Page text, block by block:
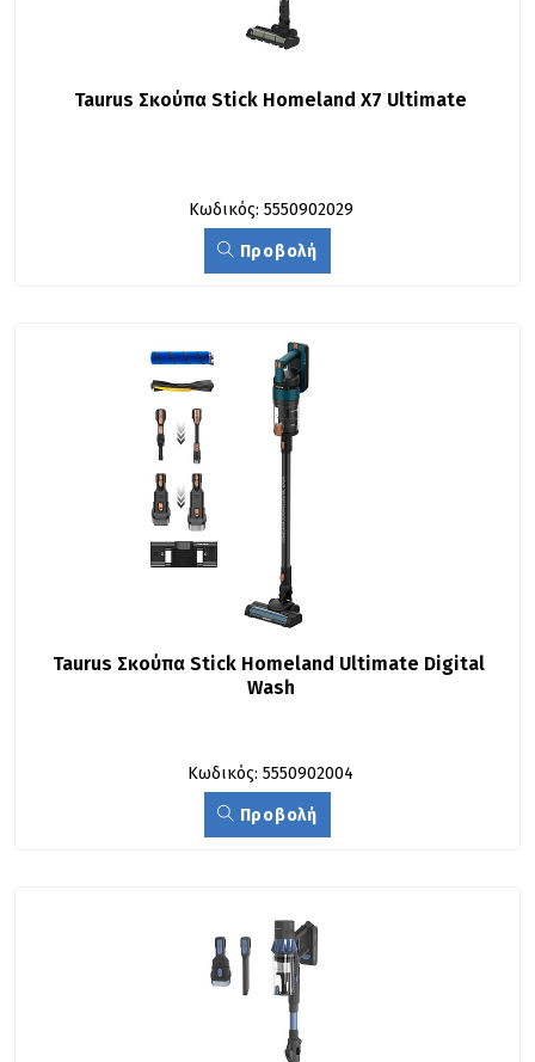
Taurus Σκούπα Stick Homeland X7 Ultimate
Κωδικός: 5550902029
Προβολή
Taurus Σκούπα Stick Homeland Ultimate Digital
Wash
Κωδικός: 5550902004
Προβολή